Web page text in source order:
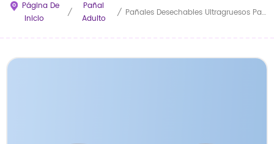
Página De
Inicio
/
Pañal
Adulto
/ Pañales Desechables Ultragruesos Para Adultos Con Incontinencia Al Por Mayor